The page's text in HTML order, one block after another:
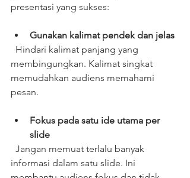
presentasi yang sukses:
Gunakan kalimat pendek dan jelas
membingungkan. Kalimat singkat
memudahkan audiens memahami
pesan.
Fokus pada satu ide utama per
slide
informasi dalam satu slide. Ini